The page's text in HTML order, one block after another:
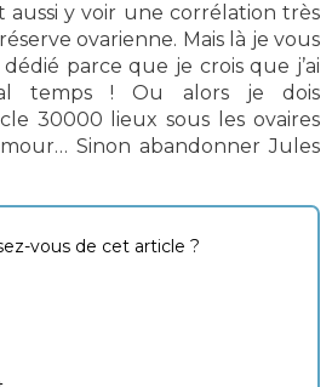
y voir une corrélation très
ovarienne. Mais là je vous
parce que je crois que j’ai
temps ! Ou alors je dois
30000 lieux sous les ovaires
Sinon abandonner Jules
vous de cet article ?